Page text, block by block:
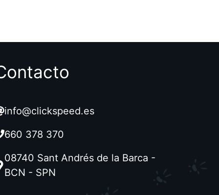
info@clickspeed.es
660 378 370
08740 Sant Andrés de la Barca -
BCN - SPN